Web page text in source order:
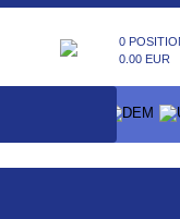
0
0.00 EUR